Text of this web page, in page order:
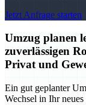
Jetzt Anfrage starten
Umzug planen
zuverlässigen
Privat und
Ein gut geplanter
Wechsel in Ihr